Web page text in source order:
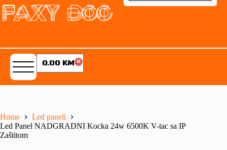
0.00 KM 0
Home
Led paneli
Led Panel NADGRADNI Kocka 24w 6500K V-tac sa IP
Zaštitom